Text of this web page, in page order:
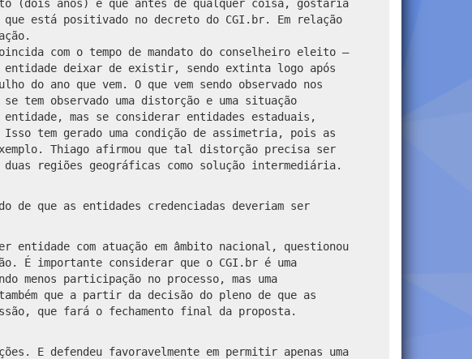
(dois anos) e que antes de qualquer coisa, gostaria
está positivado no decreto do CGI.br. Em relação
com o tempo de mandato do conselheiro eleito –
entidade deixar de existir, sendo extinta logo após
do ano que vem. O que vem sendo observado nos
observado uma distorção e uma situação
mas se considerar entidades estaduais,
tem gerado uma condição de assimetria, pois as
Thiago afirmou que tal distorção precisa ser
regiões geográficas como solução intermediária.
de que as entidades credenciadas deveriam ser
entidade com atuação em âmbito nacional, questionou
É importante considerar que o CGI.br é uma
menos participação no processo, mas uma
que a partir da decisão do pleno de que as
que fará o fechamento final da proposta.
E defendeu favoravelmente em permitir apenas uma